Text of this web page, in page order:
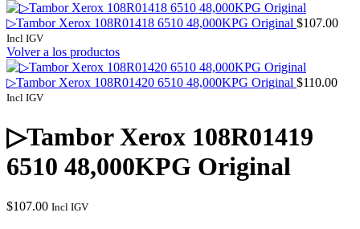
▷Tambor Xerox 108R01418 6510 48,000KPG Original $107.00
Incl IGV
Volver a los productos
▷Tambor Xerox 108R01420 6510 48,000KPG Original $110.00
Incl IGV
▷Tambor Xerox 108R01419
6510 48,000KPG Original
$107.00 Incl IGV